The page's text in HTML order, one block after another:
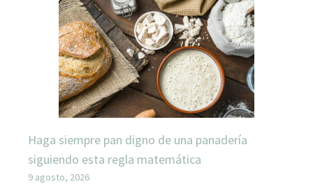
Haga siempre pan digno de una panadería
siguiendo esta regla matemática
9 agosto, 2026